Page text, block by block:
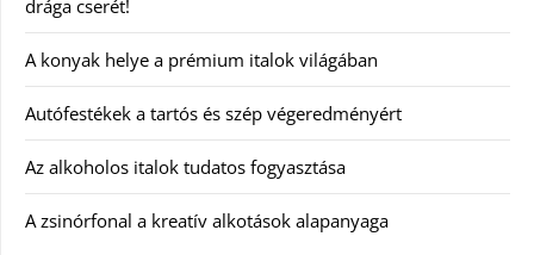
drága cserét!
A konyak helye a prémium italok világában
Autófestékek a tartós és szép végeredményért
Az alkoholos italok tudatos fogyasztása
A zsinórfonal a kreatív alkotások alapanyaga